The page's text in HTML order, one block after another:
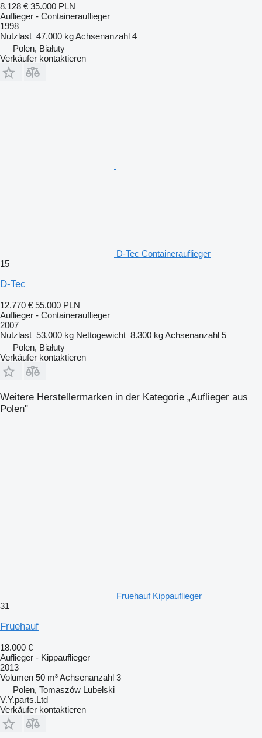
8.128 € 35.000 PLN
Auflieger - Containerauflieger
1998
Nutzlast 47.000 kgAchsenanzahl 4
Polen, Białuty
Verkäufer kontaktieren
D-Tec Containerauflieger
15
D-Tec
12.770 € 55.000 PLN
Auflieger - Containerauflieger
2007
Nutzlast 53.000 kg Nettogewicht 8.300 kgAchsenanzahl 5
Polen, Białuty
Verkäufer kontaktieren
Weitere Herstellermarken in der Kategorie „Auflieger aus
Polen"
Fruehauf Kippauflieger
31
Fruehauf
18.000 €
Auflieger - Kippauflieger
2013
Volumen 50 m³Achsenanzahl 3
Polen, Tomaszów Lubelski
V.Y.parts.Ltd
Verkäufer kontaktieren